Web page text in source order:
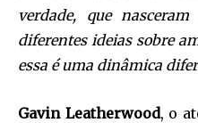
verdade, que
diferentes ideias sobre
essa é uma dinâmica
Gavin Leatherwood, o